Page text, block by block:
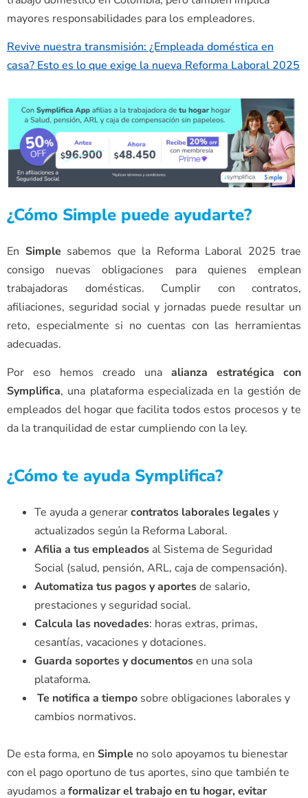
mayores responsabilidades para los empleadores.
Revive nuestra transmisión: ¿Empleada doméstica en
casa? Esto es lo que exige la nueva Reforma Laboral 2025
¿Cómo Simple puede ayudarte?
En Simple sabemos que la Reforma Laboral 2025 trae
consigo nuevas obligaciones para quienes emplean
trabajadoras domésticas. Cumplir con contratos,
afiliaciones, seguridad social y jornadas puede resultar un
reto, especialmente si no cuentas con las herramientas
adecuadas.
Por eso hemos creado una alianza estratégica con
Symplifica, una plataforma especializada en la gestión de
empleados del hogar que facilita todos estos procesos y te
da la tranquilidad de estar cumpliendo con la ley.
¿Cómo te ayuda Symplifica?
Te ayuda a generarcontratos laborales legalesy
actualizados según la Reforma Laboral.
Afilia a tus empleados al Sistema de Seguridad
Social (salud, pensión, ARL, caja de compensación).
Automatiza tus pagos y aportesde salario,
prestaciones y seguridad social.
Calcula las novedades: horas extras, primas,
cesantías, vacaciones y dotaciones.
Guarda soportes y documentosen una sola
plataforma.
Te notifica a tiempo sobre obligaciones laborales y
cambios normativos.
De esta forma, en Simple no solo apoyamos tu bienestar
con el pago oportuno de tus aportes, sino que también te
ayudamos aformalizar el trabajo en tu hogar, evitar